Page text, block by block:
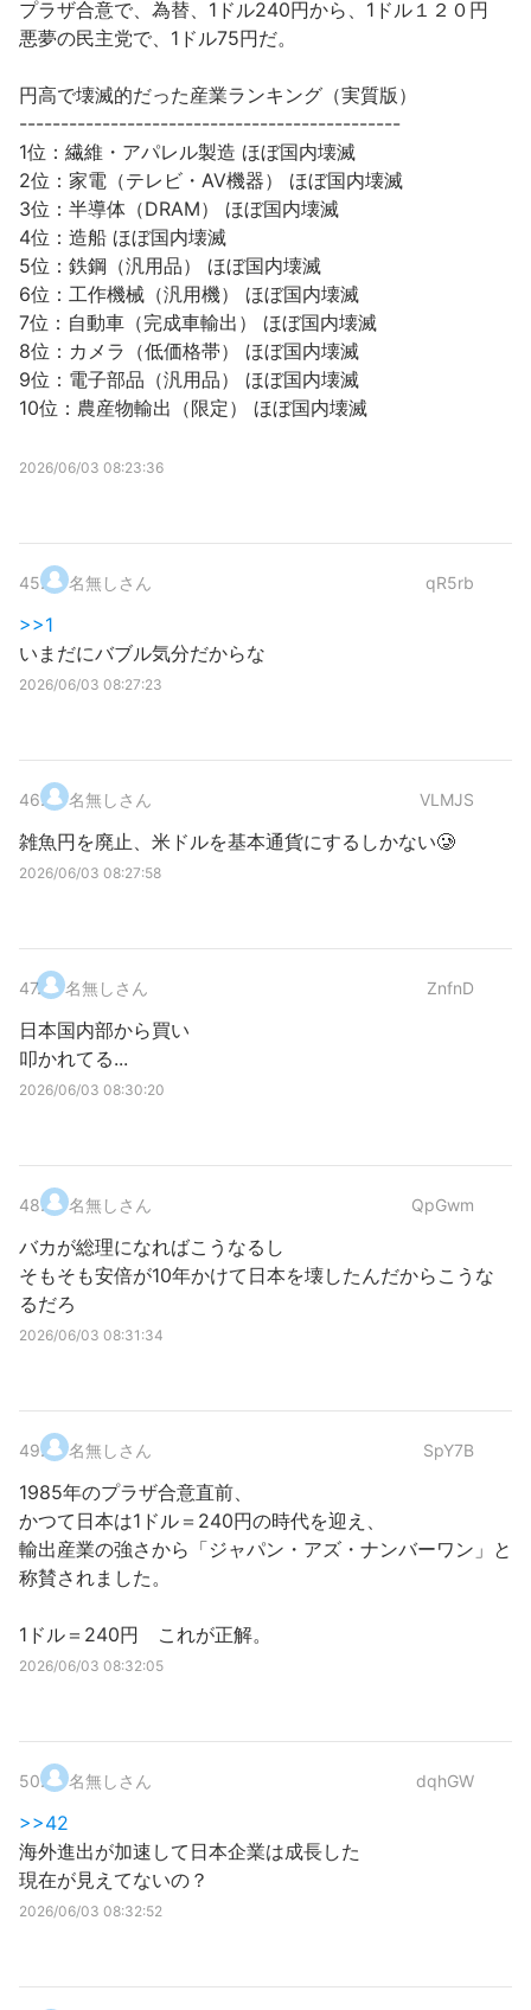
プラザ合意で、為替、1ドル240円から、1ドル１２０円
悪夢の民主党で、1ドル75円だ。
円高で壊滅的だった産業ランキング（実質版）
----------------------------------------------
1位：繊維・アパレル製造 ほぼ国内壊滅
2位：家電（テレビ・AV機器） ほぼ国内壊滅
3位：半導体（DRAM） ほぼ国内壊滅
4位：造船 ほぼ国内壊滅
5位：鉄鋼（汎用品） ほぼ国内壊滅
6位：工作機械（汎用機） ほぼ国内壊滅
7位：自動車（完成車輸出） ほぼ国内壊滅
8位：カメラ（低価格帯） ほぼ国内壊滅
9位：電子部品（汎用品） ほぼ国内壊滅
10位：農産物輸出（限定） ほぼ国内壊滅
2026/06/03 08:23:36
45. 名無しさん qR5rb
>>1
いまだにバブル気分だからな
2026/06/03 08:27:23
46. 名無しさん VLMJS
雑魚円を廃止、米ドルを基本通貨にするしかない🥲
2026/06/03 08:27:58
47. 名無しさん ZnfnD
日本国内部から買い
叩かれてる...
2026/06/03 08:30:20
48. 名無しさん QpGwm
バカが総理になればこうなるし
そもそも安倍が10年かけて日本を壊したんだからこうな
るだろ
2026/06/03 08:31:34
49. 名無しさん SpY7B
1985年のプラザ合意直前、
かつて日本は1ドル＝240円の時代を迎え、
輸出産業の強さから「ジャパン・アズ・ナンバーワン」と
称賛されました。
1ドル＝240円 これが正解。
2026/06/03 08:32:05
50. 名無しさん dqhGW
>>42
海外進出が加速して日本企業は成長した
現在が見えてないの？
2026/06/03 08:32:52